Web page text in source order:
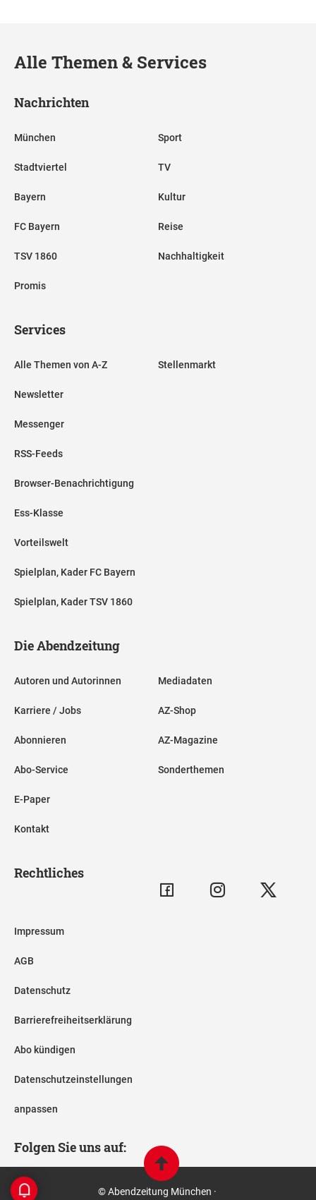
Alle Themen & Services
Nachrichten
München
Stadtviertel
Bayern
FC Bayern
TSV 1860
Promis
Sport
TV
Kultur
Reise
Nachhaltigkeit
Services
Alle Themen von A-Z
Newsletter
Messenger
RSS-Feeds
Browser-Benachrichtigung
Ess-Klasse
Vorteilswelt
Spielplan, Kader FC Bayern
Spielplan, Kader TSV 1860
Stellenmarkt
Die Abendzeitung
Autoren und Autorinnen
Karriere / Jobs
Abonnieren
Abo-Service
E-Paper
Kontakt
Mediadaten
AZ-Shop
AZ-Magazine
Sonderthemen
Rechtliches
Impressum
AGB
Datenschutz
Barrierefreiheitserklärung
Abo kündigen
Datenschutzeinstellungen
anpassen
Folgen Sie uns auf:
© Abendzeitung München ·